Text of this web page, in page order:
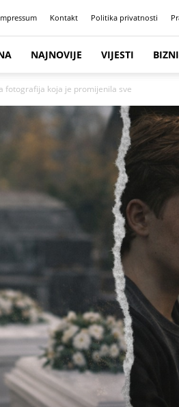
Kontakt Politika privatnosti
NAJNOVIJE VIJESTI
fotografija koja je promijenila sve